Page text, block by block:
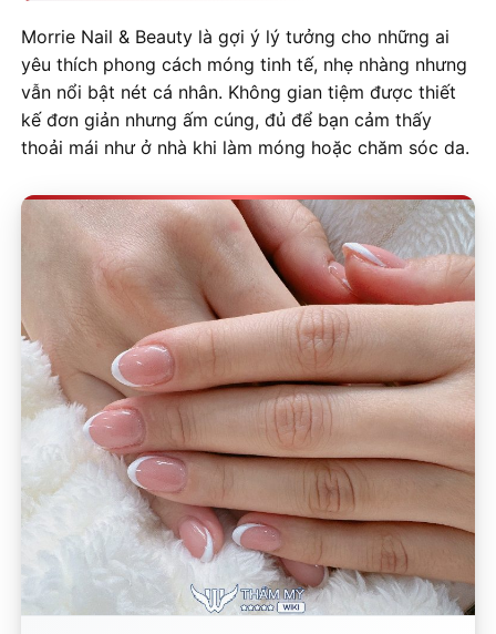
Morrie Nail & Beauty là gợi ý lý tưởng cho những ai
yêu thích phong cách móng tinh tế, nhẹ nhàng nhưng
vẫn nổi bật nét cá nhân. Không gian tiệm được thiết
kế đơn giản nhưng ấm cúng, đủ để bạn cảm thấy
thoải mái như ở nhà khi làm móng hoặc chăm sóc da.